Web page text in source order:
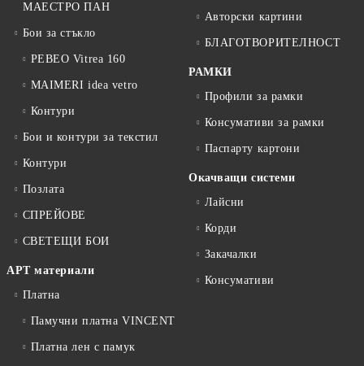
МАЕСТРО ПАН
Бои за стъкло
PEBEO Vitrea 160
MAIMERI idea vetro
Контури
Бои и контури за текстил
Контури
Позлата
СПРЕЙОВЕ
СВЕТЕЩИ БОИ
АРТ материали
Платна
Памучни платна VINCENT
Платна лен с памук
Авторски картини
БЛАГОТВОРИТЕЛНОСТ
РАМКИ
Профили за рамки
Консумативи за рамки
Паспарту картони
Окачващи системи
Лайсни
Корди
Закачалки
Консумативи